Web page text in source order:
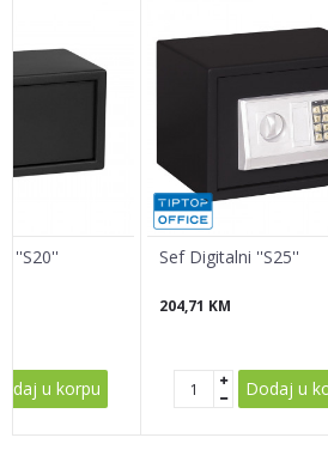
''S20''
u korpu
Sef Digitalni ''S25''
204,71 KM
Dodaj u